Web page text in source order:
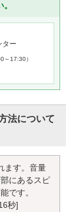
ター
～17:30）
法について
ます。音量
にあるスピ
です。
秒]